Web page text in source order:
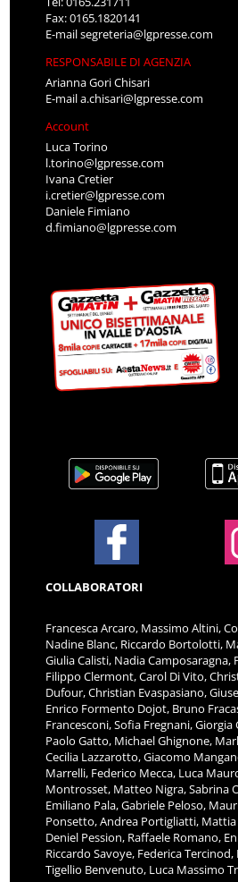
Fax: 0165.1820141
E-mailsegreteria@lgpresse.com
RESPONSABILE DI AGENZIA
Arianna Gori Chisari
E-maila.chisari@lgpresse.com
Account
Luca Torino
l.torino@lgpresse.com
Ivana Cretier
i.cretier@lgpresse.com
Daniele Fimiano
d.fimiano@lgpresse.com
COLLABORATORI
Francesca Arcaro, Massimo Altini,
Nadine Blanc, Riccardo Bortolotti,
Giulia Calisti, Nadia Camposaragna,
Filippo Clermont, Carol Di Vito,
Dufour, Christian Evaspasiano,
Enrico Formento Dojot, Bruno
Francesconi, Sofia Fregnani, Giorgia
Paolo Gatto, Michael Ghignone,
Cecilia Lazzarotto, Giacomo
Marrelli, Federico Mecca, Luca
Montrosset, Matteo Nigra, Sabrina
Emiliano Pala, Gabriele Peloso,
Ponsetto, Andrea Portigliatti,
Deniel Pession, Raffaele Romano,
Riccardo Savoye, Federica Tercinod,
Tigellio Benvenuto, Luca Massimo